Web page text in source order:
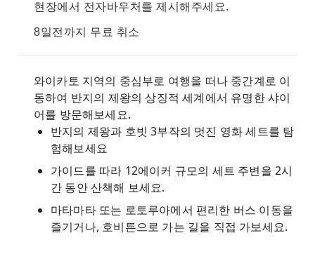
현장에서 전자바우처를 제시해주세요.
8일전까지 무료 취소
와이카토 지역의 중심부로 여행을 떠나 중간계로 이
동하여 반지의 제왕의 상징적 세계에서 유명한 샤이
어를 방문해보세요.
반지의 제왕과 호빗 3부작의 멋진 영화 세트를 탐
험해보세요
가이드를 따라 12에이커 규모의 세트 주변을 2시
간 동안 산책해 보세요.
마타마타 또는 로토루아에서 편리한 버스 이동을
즐기거나, 호비튼으로 가는 길을 직접 가보세요.